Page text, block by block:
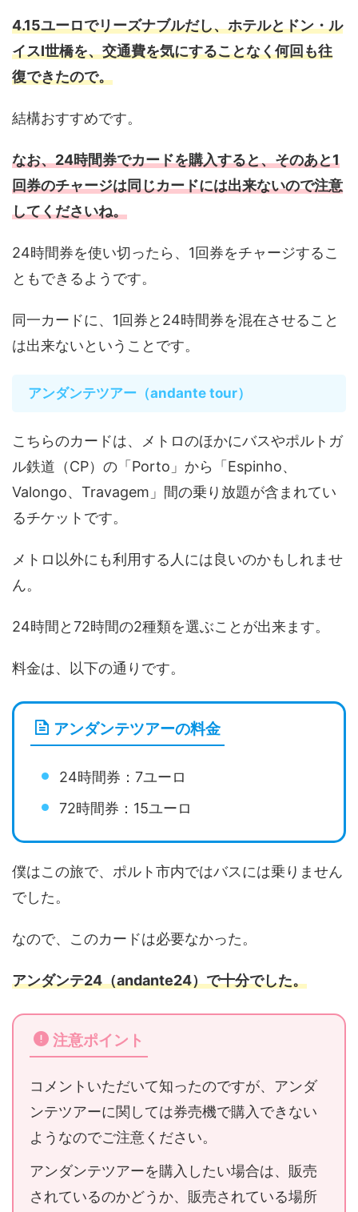
4.15ユーロでリーズナブルだし、ホテルとドン・ル
イスⅠ世橋を、交通費を気にすることなく何回も往
復できたので。
結構おすすめです。
なお、24時間券でカードを購入すると、そのあと1
回券のチャージは同じカードには出来ないので注意
してくださいね。
24時間券を使い切ったら、1回券をチャージするこ
ともできるようです。
同一カードに、1回券と24時間券を混在させること
は出来ないということです。
アンダンテツアー（andante tour）
こちらのカードは、メトロのほかにバスやポルトガ
ル鉄道（CP）の「Porto」から「Espinho、
Valongo、Travagem」間の乗り放題が含まれてい
るチケットです。
メトロ以外にも利用する人には良いのかもしれませ
ん。
24時間と72時間の2種類を選ぶことが出来ます。
料金は、以下の通りです。
アンダンテツアーの料金
24時間券：7ユーロ
72時間券：15ユーロ
僕はこの旅で、ポルト市内ではバスには乗りません
でした。
なので、このカードは必要なかった。
アンダンテ24（andante24）で十分でした。
注意ポイント
コメントいただいて知ったのですが、アンダ
ンテツアーに関しては券売機で購入できない
ようなのでご注意ください。
アンダンテツアーを購入したい場合は、販売
されているのかどうか、販売されている場所